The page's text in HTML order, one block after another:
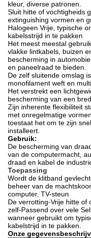
kleur, diverse patronen.
Sluit hitte of vochtigheids
extinguishing vormen en
Halogeen Vrije, typische
kabelsstrijd in te pakken
Het meest meestal
vlakke lintkabels, buizen
bescherming in
en paneelraad te bieden.
De zelf sluitende omslag
monofilament weft en
Het verstrekt een
bescherming van een
Zijn inherente flexibiliteit
met onregelmatige
toestaat het om te zijn
installeert.
Gebruik:
De bescherming van
van de computermacht,
draad en kabel de
Toepassing
Wordt de klitband
beheer van de
computer, TV-steun
De verrotting-Vrije hitte of
zelf-Passend over vele
wanneer gebruikt om
kabelstrijd in te pakken.
Onze